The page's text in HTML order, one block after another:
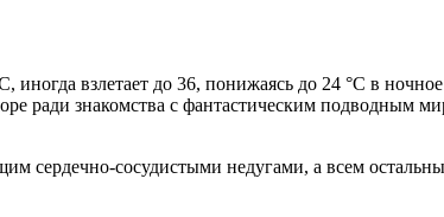
иногда взлетает до 36, понижаясь до 24 °С в
ради знакомства с фантастическим подводным
сердечно-сосудистыми недугами, а всем